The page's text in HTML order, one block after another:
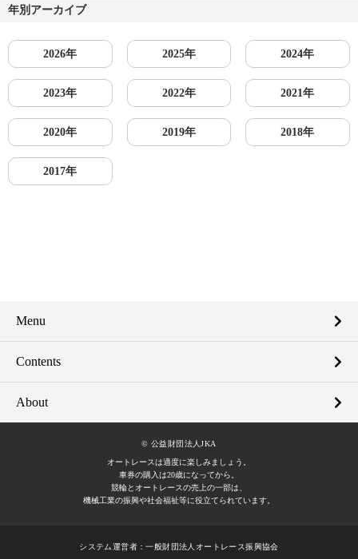
年別アーカイブ
2026年 2025年 2024年
2023年 2022年 2021年
2020年 2019年 2018年
2017年
Menu
Contents
About
© 公益財団法人JKA
オートレースは適度に楽しみましょう。
車券の購入は20歳になってから。
競輪とオートレースの売上の一部は、
機械工業の振興や社会福祉等に役立てられています。
システム運営者：一般財団法人オートレース振興協会